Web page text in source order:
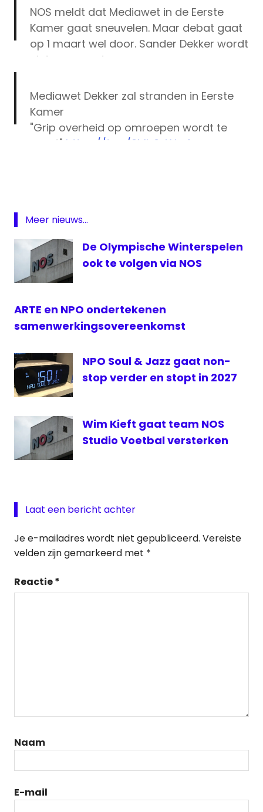
NOS meldt dat Mediawet in de Eerste
Kamer gaat sneuvelen. Maar debat gaat
op 1 maart wel door. Sander Dekker wordt
niet gespaard.
— Jan Nagel (@jan_nagel)February 16,
2016
Mediawet Dekker zal stranden in Eerste
Kamer
"Grip overheid op omroepen wordt te
groot" https://t.co/6Mb6sYJq4v
NOS
Sander
Dekker
Meer nieuws...
De Olympische Winterspelen
ook te volgen via NOS
ARTE en NPO ondertekenen
samenwerkingsovereenkomst
NPO Soul & Jazz gaat non-
stop verder en stopt in 2027
Wim Kieft gaat team NOS
Studio Voetbal versterken
Laat een bericht achter
Je e-mailadres wordt niet gepubliceerd. Vereiste
velden zijn gemarkeerd met *
Reactie*
Naam
E-mail